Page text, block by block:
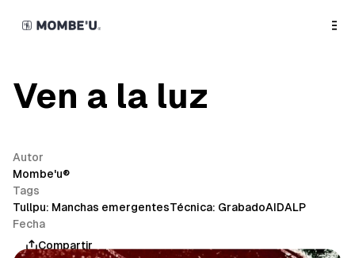
Ven a la luz
Autor
Mombe'u®
Tags
Tullpu: Manchas emergentesTécnica: GrabadoAIDALP
Fecha
mayo 7, 2026
Compartir